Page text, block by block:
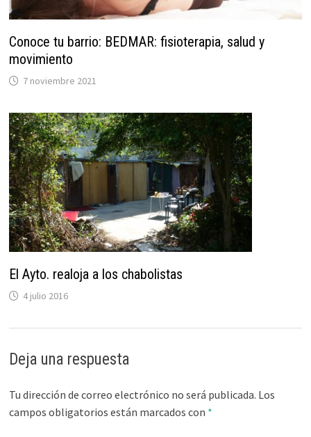
Conoce tu barrio: BEDMAR: fisioterapia, salud y
movimiento
7 noviembre 2021
El Ayto. realoja a los chabolistas
4 julio 2016
Deja una respuesta
Tu dirección de correo electrónico no será publicada. Los
campos obligatorios están marcados con *